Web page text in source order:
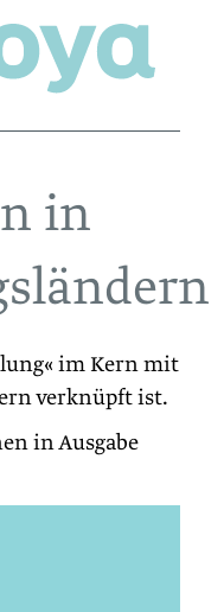
in
im Kern mit
verknüpft ist.
in Ausgabe